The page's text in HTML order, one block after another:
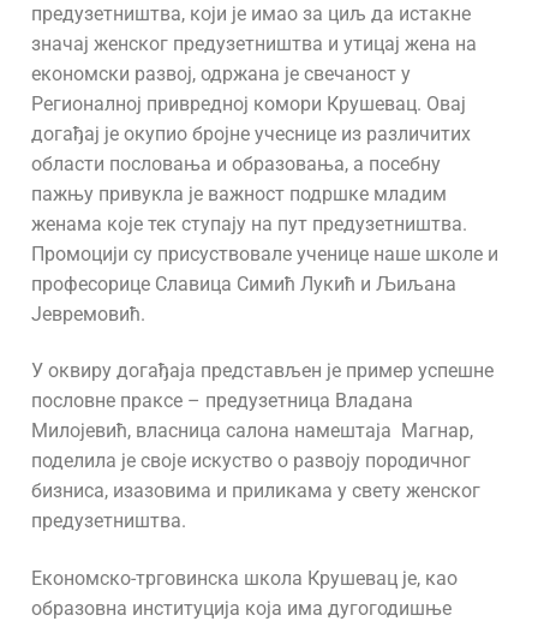
предузетништва, који је имао за циљ да истакне
значај женског предузетништва и утицај жена на
економски развој, одржана је свечаност у
Регионалној привредној комори Крушевац. Овај
догађај је окупио бројне учеснице из различитих
области пословања и образовања, а посебну
пажњу привукла је важност подршке младим
женама које тек ступају на пут предузетништва.
Промоцији су присуствовале ученице наше школе и
професорице Славица Симић Лукић и Љиљана
Јевремовић.
У оквиру догађаја представљен је пример успешне
пословне праксе – предузетница Владана
Милојевић, власница салона намештаја Магнар,
поделила је своје искуство о развоју породичног
бизниса, изазовима и приликама у свету женског
предузетништва.
Економско-трговинска школа Крушевац је, као
образовна институција која има дугогодишње